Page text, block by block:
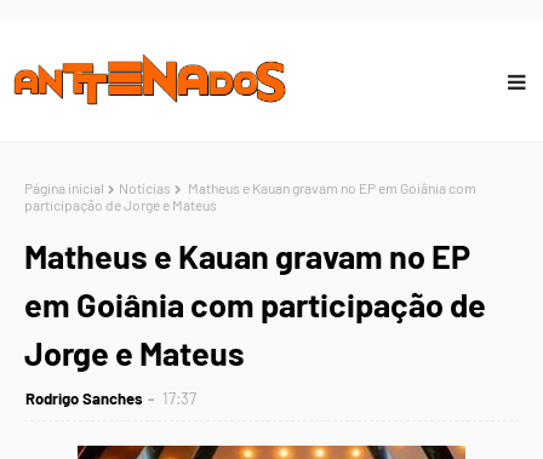
Página inicial Notícias
Matheus e Kauan gravam no EP em Goiânia com
participação de Jorge e Mateus
Matheus e Kauan gravam no EP
em Goiânia com participação de
Jorge e Mateus
Rodrigo Sanches 17:37